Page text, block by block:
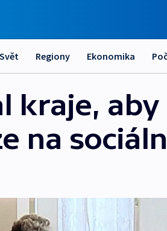
Svět Regiony Ekonomika
kraje,
na